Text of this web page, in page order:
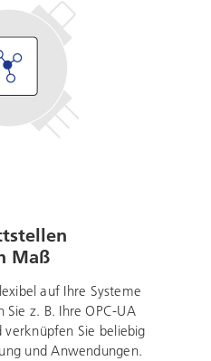
Maß
auf Ihre Systeme
z. B. Ihre OPC-UA
Sie beliebig
und Anwendungen.